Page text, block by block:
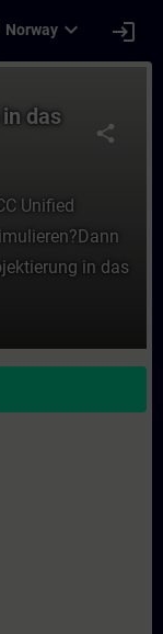
Norway expand_more login
share
das
Unified
in das